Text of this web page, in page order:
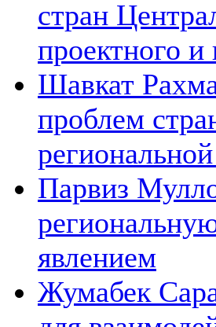
стран
проектного и
Шавкат
проблем
Парвиз
явлением
Жумабек